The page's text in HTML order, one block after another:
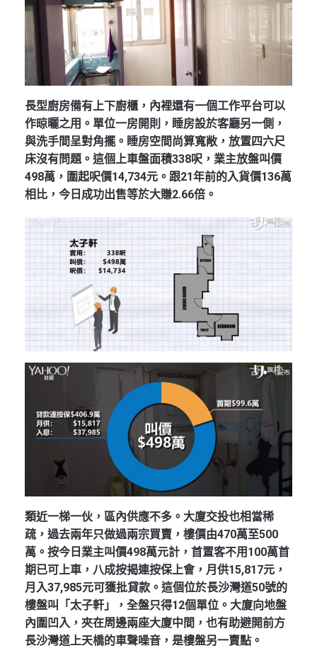
長型廚房備有上下廚櫃，內裡還有一個工作平台可以
作晾曬之用。單位一房開則，睡房設於客廳另一側，
與洗手間呈對角擺。睡房空間尚算寬敞，放置四六尺
床沒有問題。這個上車盤面積338呎，業主放盤叫價
498萬，圍起呎價14,734元。跟21年前的入貨價136萬
相比，今日成功出售等於大賺2.66倍。
類近一梯一伙，區內供應不多。大廈交投也相當稀
疏，過去兩年只做過兩宗買賣，樓價由470萬至500
萬。按今日業主叫價498萬元計，首置客不用100萬首
期已可上車，八成按揭連按保上會，月供15,817元，
月入37,985元可獲批貸款。這個位於長沙灣道50號的
樓盤叫「太子軒」，全盤只得12個單位。大廈向地盤
內圍凹入，夾在周邊兩座大廈中間，也有助避開前方
長沙灣道上天橋的車聲噪音，是樓盤另一賣點。